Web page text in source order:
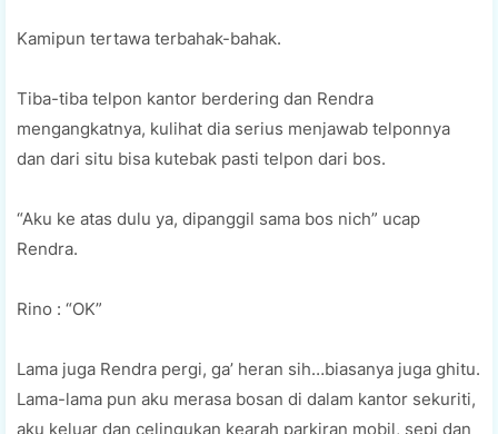
Kamipun tertawa terbahak-bahak.
Tiba-tiba telpon kantor berdering dan Rendra
mengangkatnya, kulihat dia serius menjawab telponnya
dan dari situ bisa kutebak pasti telpon dari bos.
“Aku ke atas dulu ya, dipanggil sama bos nich” ucap
Rendra.
Rino : “OK”
Lama juga Rendra pergi, ga’ heran sih…biasanya juga ghitu.
Lama-lama pun aku merasa bosan di dalam kantor sekuriti,
aku keluar dan celingukan kearah parkiran mobil, sepi dan